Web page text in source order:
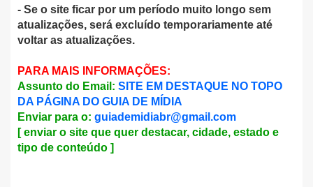
- Se o site ficar por um período muito longo sem
atualizações, será excluído temporariamente até
voltar as atualizações.
PARA MAIS INFORMAÇÕES:
Assunto do Email: SITE EM DESTAQUE NO TOPO
DA PÁGINA DO GUIA DE MÍDIA
Enviar para o: guiademidiabr@gmail.com
[ enviar o site que quer destacar, cidade, estado e
tipo de conteúdo ]